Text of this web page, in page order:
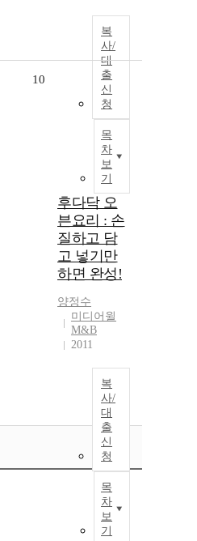
복
사/
대
출
신
청
목
차
보
기
10
후다닥 오
븐요리 : 손
질하고 담
고 넣기만
하면 완성!
양정수
미디어윌
M&B
2011
복
사/
대
출
신
청
목
차
보
기